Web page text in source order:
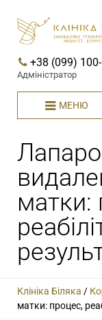
+38 (099)
Адміністратор
МЕНЮ
матки:
Клініка Біляка /
матки: процес,